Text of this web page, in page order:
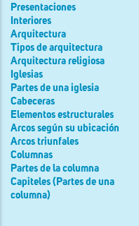
Presentaciones
Interiores
Arquitectura
Tipos de arquitectura
Arquitectura religiosa
Iglesias
Partes de una iglesia
Cabeceras
Elementos estructurales
Arcos según su ubicación
Arcos triunfales
Columnas
Partes de la columna
Capiteles (Partes de una
columna)